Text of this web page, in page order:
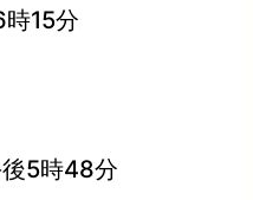
15分
5時48分